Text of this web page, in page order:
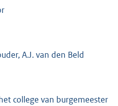
A.J. van den Beld
college van burgemeester